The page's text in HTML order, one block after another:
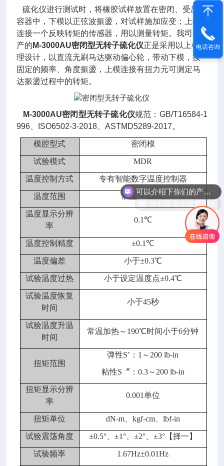
硫化仪进行测试时，将橡胶试样放置在密闭、受压的
容器中，下模以正弦波振盪，对试样施加应变；上模
连接一个反映转矩的传感器，用以测量转矩。我司生
产的 M-3000AU密闭型无转子硫化仪正是采用以上机
理设计，以直流无刷马达驱动偏心轮，带动下模，按
固定的频率、角度振盪，上模连接有扭力元可测定马
达振盪过程中的转矩。
M-3000AU密闭型无转子硫化仪规范：GB/T16584-1
996、ISO6502-3-2018、ASTMD5289-2017。
模腔型式 密闭模
试验模式 MDR
温度控制方式 专有智能数字温度控制器
温度范围 常温～200℃
温度显示分辨
率
0.1℃
温度控制精度 ±0.1℃
温度偏差 小于±0.3℃
试验温度过热 小于设定温度点±0.4℃
试验温度恢复
时间
小于45秒
试验温度升温
时间
常温加热～ 190℃时间小于6分钟
扭矩范围
弹性S’：1～200 lb-in
粘性S〞：0.3～200 lb-in
扭矩显示分辨
率
0.001单位
扭矩单位 dN-m、kgf-cm、lbf-in
试验震荡角度 ±0.5°、±1°、±2°、±3°【择一】
试验频率 1.67Hz±0.01Hz
电话咨询
你们是怎么收费的呢